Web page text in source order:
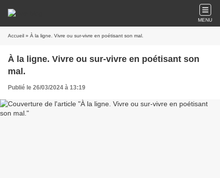
MENU
Accueil » À la ligne. Vivre ou sur-vivre en poétisant son mal.
À la ligne. Vivre ou sur-vivre en poétisant son
mal.
Publié le 26/03/2024 à 13:19